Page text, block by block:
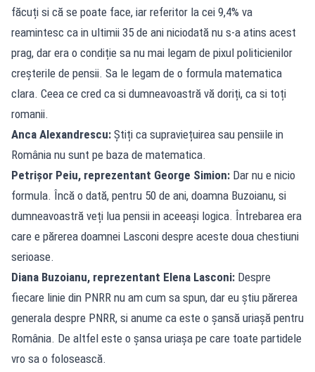
făcuți si că se poate face, iar referitor la cei 9,4% va
reamintesc ca in ultimii 35 de ani niciodată nu s-a atins acest
prag, dar era o condiție sa nu mai legam de pixul politicienilor
creșterile de pensii. Sa le legam de o formula matematica
clara. Ceea ce cred ca si dumneavoastră vă doriți, ca si toți
romanii.
Anca Alexandrescu: Știți ca supraviețuirea sau pensiile in
România nu sunt pe baza de matematica.
Petrișor Peiu, reprezentant George Simion: Dar nu e nicio
formula. Încă o dată, pentru 50 de ani, doamna Buzoianu, si
dumneavoastră veți lua pensii in aceeași logica. Întrebarea era
care e părerea doamnei Lasconi despre aceste doua chestiuni
serioase.
Diana Buzoianu, reprezentant Elena Lasconi: Despre
fiecare linie din PNRR nu am cum sa spun, dar eu știu părerea
generala despre PNRR, si anume ca este o șansă uriașă pentru
România. De altfel este o șansa uriașa pe care toate partidele
vro sa o folosească.